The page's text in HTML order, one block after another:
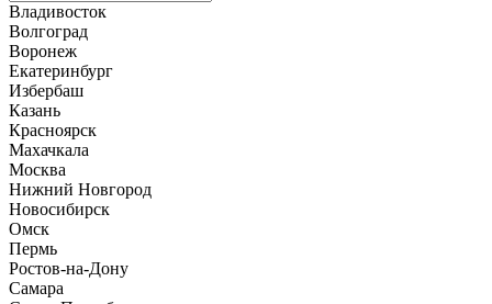
Владивосток
Волгоград
Воронеж
Екатеринбург
Избербаш
Казань
Красноярск
Махачкала
Москва
Нижний Новгород
Новосибирск
Омск
Пермь
Ростов-на-Дону
Самара